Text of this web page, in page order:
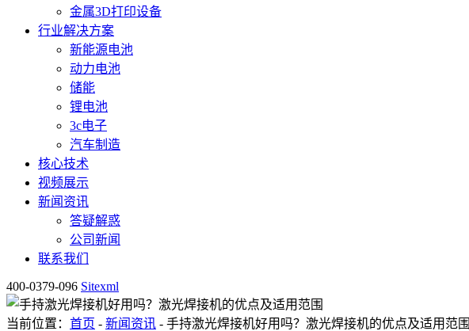
金属3D打印设备
行业解决方案
新能源电池
动力电池
储能
锂电池
3c电子
汽车制造
核心技术
视频展示
新闻资讯
答疑解惑
公司新闻
联系我们
400-0379-096 Sitexml
当前位置： 首页 - 新闻资讯 - 手持激光焊接机好用吗？激光焊接机的优点及适用范围